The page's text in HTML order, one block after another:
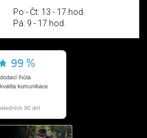
Po - Čt: 13 - 17 hod.
Pá: 9 - 17 hod.